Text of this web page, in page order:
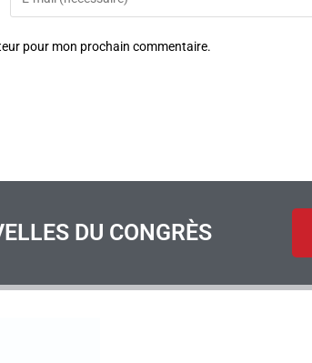
pour mon prochain commentaire.
DU CONGRÈS